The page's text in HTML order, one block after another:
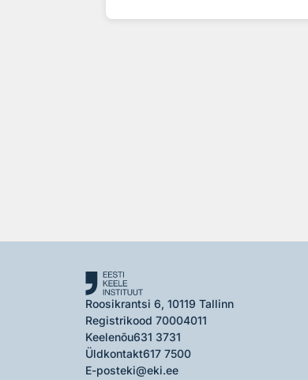
Roosikrantsi 6, 10119 Tallinn
Registrikood 70004011
Keelenõu631 3731
Üldkontakt617 7500
E-posteki@eki.ee